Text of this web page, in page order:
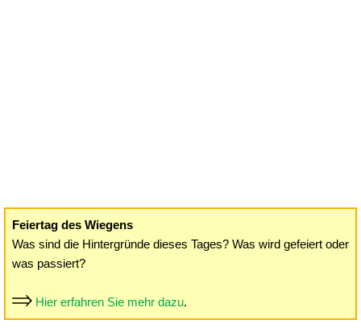
Feiertag des Wiegens
Was sind die Hintergründe dieses Tages? Was wird gefeiert oder
was passiert?
Hier erfahren Sie mehr dazu.